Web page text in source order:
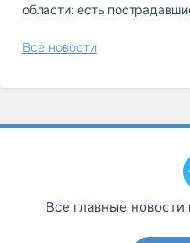
области: есть
Все новости
Все главные